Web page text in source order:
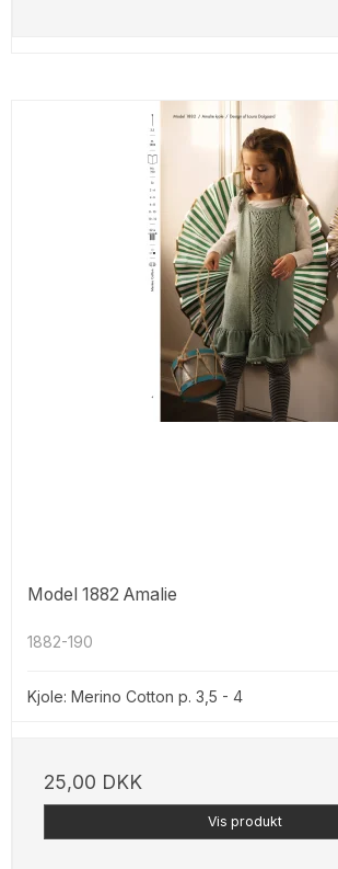
Model 1882 Amalie
1882-190
Kjole: Merino Cotton p. 3,5 - 4
25,00 DKK
Vis produkt